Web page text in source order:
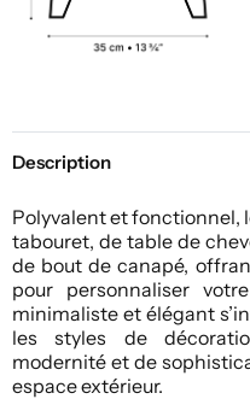
Description
Polyvalent et fonctionnel,
tabouret, de table de
de bout de canapé,
pour personnaliser
minimaliste et élégant
les styles de
modernité et de
espace extérieur.